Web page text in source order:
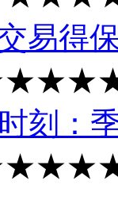
易得
刻：